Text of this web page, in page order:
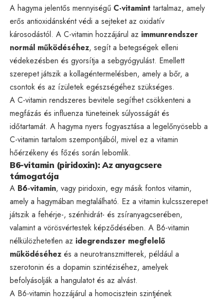
A hagyma jelentős mennyiségű C-vitamint tartalmaz, amely
erős antioxidánsként védi a sejteket az oxidatív
károsodástól. A C-vitamin hozzájárul az immunrendszer
normál működéséhez, segít a betegségek elleni
védekezésben és gyorsítja a sebgyógyulást. Emellett
szerepet játszik a kollagéntermelésben, amely a bőr, a
csontok és az ízületek egészségéhez szükséges.
A C-vitamin rendszeres bevitele segíthet csökkenteni a
megfázás és influenza tüneteinek súlyosságát és
időtartamát. A hagyma nyers fogyasztása a legelőnyösebb a
C-vitamin tartalom szempontjából, mivel ez a vitamin
hőérzékeny és főzés során lebomlik.
B6-vitamin (piridoxin): Az anyagcsere
támogatója
A B6-vitamin, vagy piridoxin, egy másik fontos vitamin,
amely a hagymában megtalálható. Ez a vitamin kulcsszerepet
játszik a fehérje-, szénhidrát- és zsíranyagcserében,
valamint a vörösvértestek képződésében. A B6-vitamin
nélkülözhetetlen az idegrendszer megfelelő
működéséhez és a neurotranszmitterek, például a
szerotonin és a dopamin szintéziséhez, amelyek
befolyásolják a hangulatot és az alvást.
A B6-vitamin hozzájárul a homocisztein szintjének